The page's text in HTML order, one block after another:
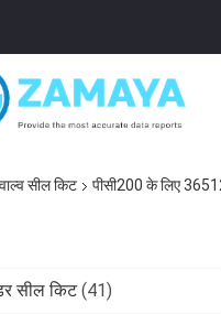
सील किट पीसी200 के लिए
सील किट (41)